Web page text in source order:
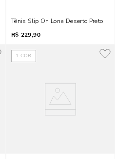
Tênis Slip On Lona Deserto Preto
R$ 229,90
1 COR